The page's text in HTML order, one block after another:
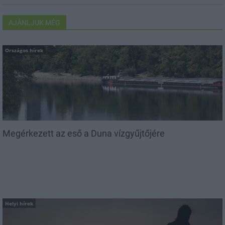
AJÁNLJUK MÉG
Országos hírek
Megérkezett az eső a Duna vízgyűjtőjére
Helyi hírek